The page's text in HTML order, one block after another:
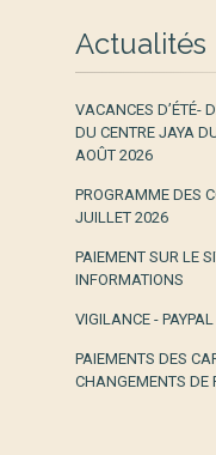
Actualités
VACANCES D’ÉTÉ-
DU CENTRE JAYA
AOÛT 2026
PROGRAMME DES
JUILLET 2026
PAIEMENT SUR LE
INFORMATIONS
VIGILANCE - PAYPAL
PAIEMENTS DES
CHANGEMENTS DE